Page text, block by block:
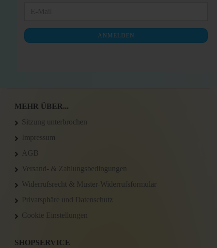
NEWSLETTER-
ANMELDUNG
ANMELDEN
MEHR ÜBER...
Sitzung unterbrochen
Impressum
AGB
Versand- & Zahlungsbedingungen
Widerrufsrecht & Muster-Widerrufsformular
Privatsphäre und Datenschutz
Cookie Einstellungen
SHOPSERVICE